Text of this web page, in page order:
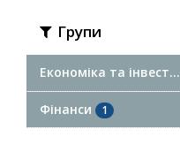
Групи
Економіка та інвест...
Фінанси 1